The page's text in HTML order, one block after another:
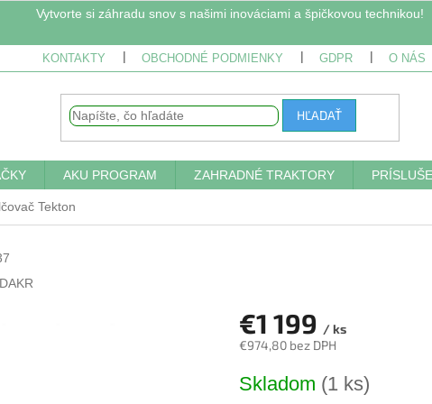
Vytvorte si záhradu snov s našimi inováciami a špičkovou technikou!
KONTAKTY OBCHODNÉ PODMIENKY GDPR O NÁS
HĽADAŤ
AKU PROGRAM ZAHRADNÉ TRAKTORY
Tekton
DAKR
€1 199 / ks
€974,80 bez DPH
cena:
Skladom (1 ks)